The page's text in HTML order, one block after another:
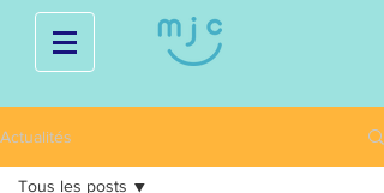
Actualités
Tous les posts